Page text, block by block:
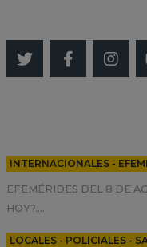
INTERNACIONALES -
EFEMÉRIDES DEL 8 DE
HOY?....
LOCALES - POLICIALES -